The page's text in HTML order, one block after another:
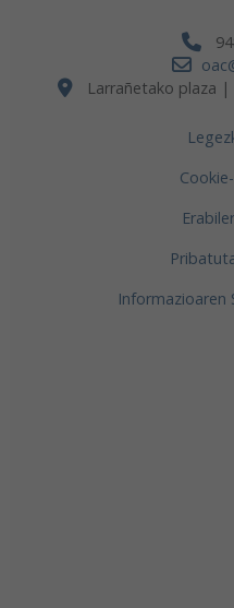
Larrañetako plaza |
Informazioaren